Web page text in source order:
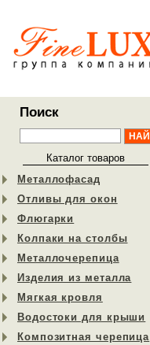
Поиск
Каталог товаров
Металлофасад
Отливы для окон
Флюгарки
Колпаки на столбы
Металлочерепица
Изделия из металла
Мягкая кровля
Водостоки для крыши
Композитная черепица